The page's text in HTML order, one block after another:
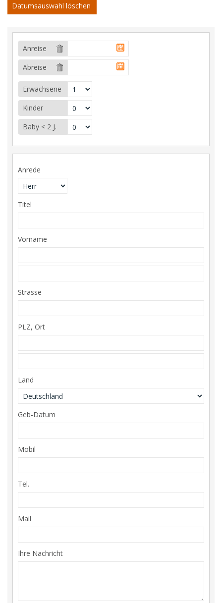
Datumsauswahl löschen
Anreise
Abreise
Erwachsene
Kinder
Baby < 2 J.
Anrede
Titel
Vorname
Strasse
PLZ, Ort
Land
Geb-Datum
Mobil
Tel.
Mail
Ihre Nachricht